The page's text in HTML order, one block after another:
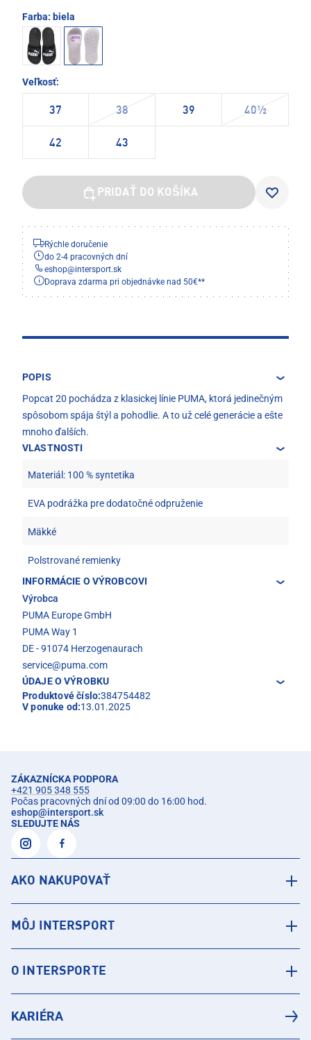
Farba: biela
Veľkosť:
37 38 39 40½
42 43
PRIDAŤ DO KOŠÍKA
Rýchle doručenie
do 2-4 pracovných dní
eshop@intersport.sk
Doprava zdarma pri objednávke nad 50€**
POPIS
Popcat 20 pochádza z klasickej línie PUMA, ktorá jedinečným
spôsobom spája štýl a pohodlie. A to už celé generácie a ešte
mnoho ďalších.
VLASTNOSTI
Materiál: 100 % syntetika
EVA podrážka pre dodatočné odpruženie
Mäkké
Polstrované remienky
INFORMÁCIE O VÝROBCOVI
Výrobca
PUMA Europe GmbH
PUMA Way 1
DE - 91074 Herzogenaurach
service@puma.com
ÚDAJE O VÝROBKU
Produktové číslo:384754482
V ponuke od:13.01.2025
ZÁKAZNÍCKA PODPORA
+421 905 348 555
Počas pracovných dní od 09:00 do 16:00 hod.
eshop@intersport.sk
SLEDUJTE NÁS
AKO NAKUPOVAŤ
MÔJ INTERSPORT
O INTERSPORTE
KARIÉRA